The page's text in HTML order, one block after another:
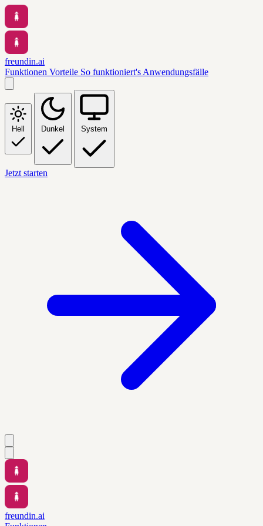
freundin.ai
Funktionen Vorteile So funktioniert's Anwendungsfälle
Hell Dunkel System
Jetzt starten
freundin.ai